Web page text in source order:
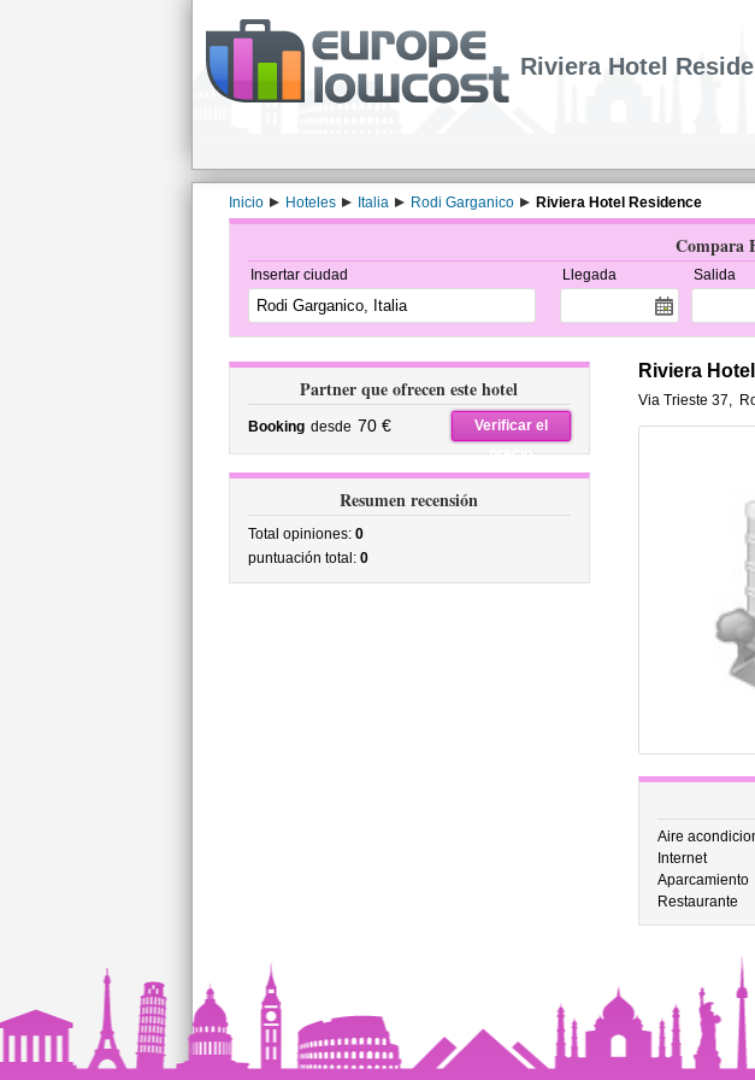
Riviera Hotel
Inicio Hoteles Italia Rodi Garganico Riviera Hotel Residence
Compara
Insertar ciudad Llegada Salida
Partner que ofrecen este hotel
Booking desde 70 €
Verificar el
precio
Resumen recensión
Total opiniones: 0
puntuación total: 0
Riviera
Via Trieste 37,
Aire
Internet
Aparcamiento
Restaurante